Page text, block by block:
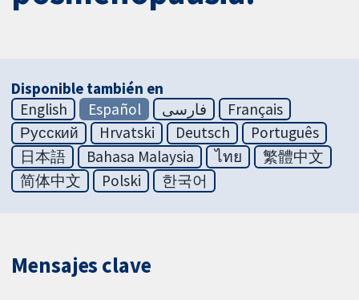
Disponible también en
English
Español فارسی
Français
Русский
Hrvatski Deutsch
Português
日本語
Bahasa Malaysia ไทย
繁體中文
简体中文
Polski 한국어
Mensajes clave